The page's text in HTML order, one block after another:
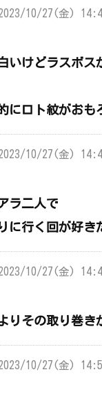
10/27(金)
いけどラスボス
にロト紋がおも
10/27(金)
ラ二人で
に行く回が好き
10/27(金)
りその取り巻き
10/27(金)